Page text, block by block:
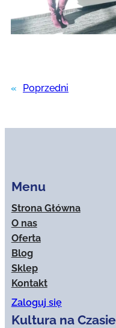
« Poprzedni
Menu
Strona Główna
O nas
Oferta
Blog
Sklep
Kontakt
Zaloguj się
Kultura na Czasie